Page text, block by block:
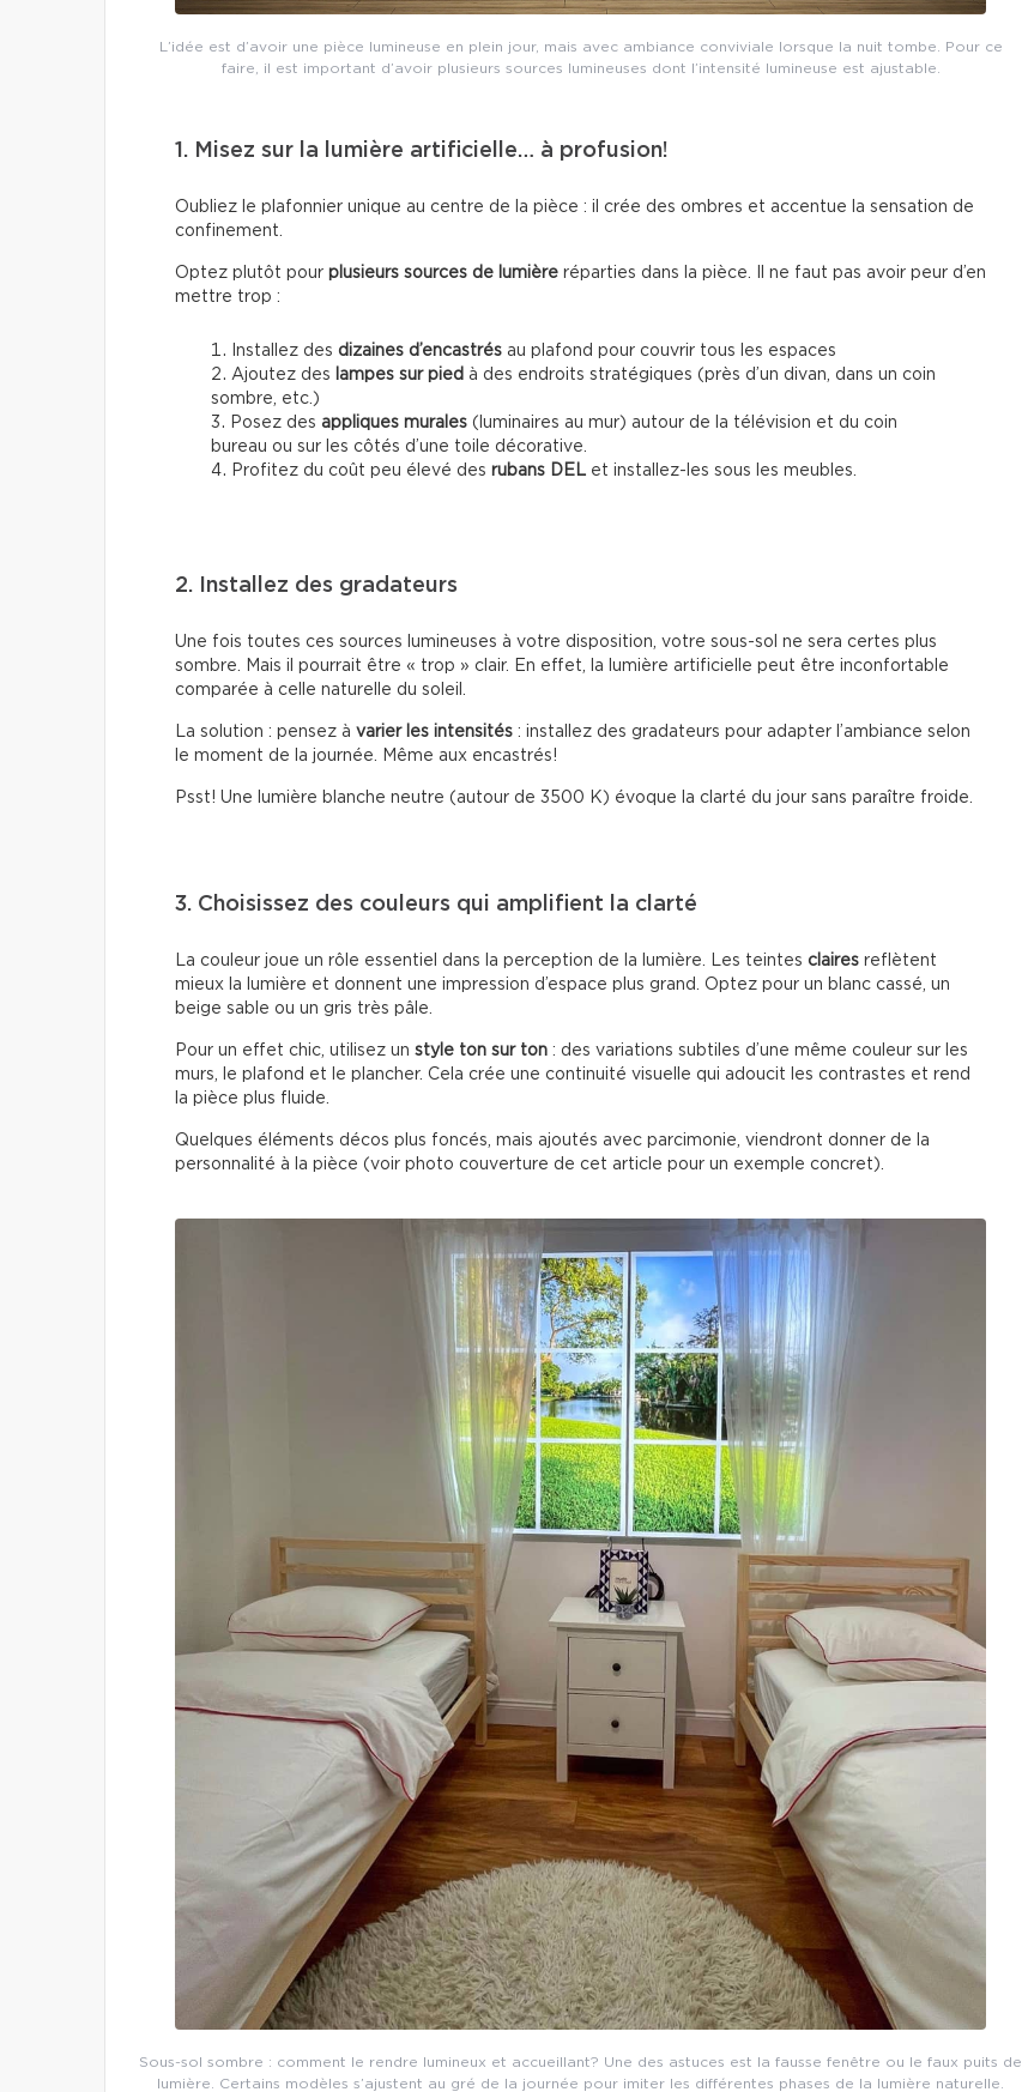
L’idée est d’avoir une pièce lumineuse en plein jour, mais avec ambiance conviviale lorsque la nuit tombe. Pour ce
faire, il est important d’avoir plusieurs sources lumineuses dont l’intensité lumineuse est ajustable.
1. Misez sur la lumière artificielle… à profusion!
Oubliez le plafonnier unique au centre de la pièce : il crée des ombres et accentue la sensation de
confinement.
Optez plutôt pour plusieurs sources de lumière réparties dans la pièce. Il ne faut pas avoir peur d’en
mettre trop :
Installez des dizaines d’encastrés au plafond pour couvrir tous les espaces
Ajoutez des
lampes sur pied à des endroits stratégiques (près d’un divan, dans un coin
sombre, etc.)
Posez des appliques murales (luminaires au mur) autour de la télévision et du coin
bureau ou sur les côtés d’une toile décorative.
Profitez du coût peu élevé des rubans DEL et installez-les sous les meubles.
2. Installez des gradateurs
Une fois toutes ces sources lumineuses à votre disposition, votre sous-sol ne sera certes plus
sombre. Mais il pourrait être « trop » clair. En effet, la lumière artificielle peut être inconfortable
comparée à celle naturelle du soleil.
La solution : pensez à varier les intensités : installez des gradateurs pour adapter l’ambiance selon
le moment de la journée. Même aux encastrés!
Psst! Une lumière blanche neutre (autour de 3500 K) évoque la clarté du jour sans paraître froide.
3. Choisissez des couleurs qui amplifient la clarté
La couleur joue un rôle essentiel dans la perception de la lumière. Les teintes claires reflètent
mieux la lumière et donnent une impression d’espace plus grand. Optez pour un blanc cassé, un
beige sable ou un gris très pâle.
Pour un effet chic, utilisez un style ton sur ton : des variations subtiles d’une même couleur sur les
murs, le plafond et le plancher. Cela crée une continuité visuelle qui adoucit les contrastes et rend
la pièce plus fluide.
Quelques éléments décos plus foncés, mais ajoutés avec parcimonie, viendront donner de la
personnalité à la pièce (voir photo couverture de cet article pour un exemple concret).
Sous-sol sombre : comment le rendre lumineux et accueillant? Une des astuces est la fausse fenêtre ou le faux puits de
lumière. Certains modèles s’ajustent au gré de la journée pour imiter les différentes phases de la lumière naturelle.